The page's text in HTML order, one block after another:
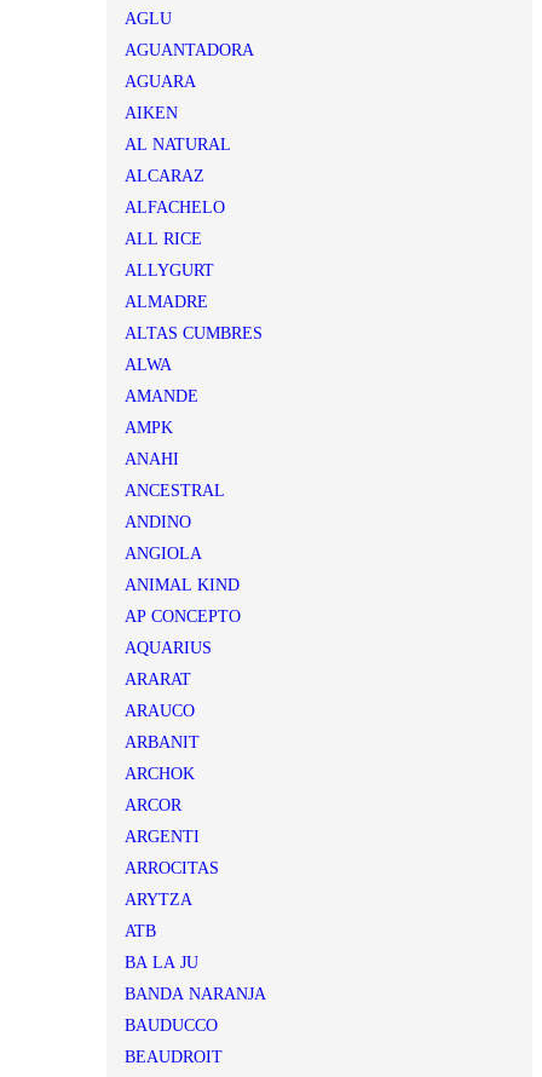
AGLU
AGUANTADORA
AGUARA
AIKEN
AL NATURAL
ALCARAZ
ALFACHELO
ALL RICE
ALLYGURT
ALMADRE
ALTAS CUMBRES
ALWA
AMANDE
AMPK
ANAHI
ANCESTRAL
ANDINO
ANGIOLA
ANIMAL KIND
AP CONCEPTO
AQUARIUS
ARARAT
ARAUCO
ARBANIT
ARCHOK
ARCOR
ARGENTI
ARROCITAS
ARYTZA
ATB
BA LA JU
BANDA NARANJA
BAUDUCCO
BEAUDROIT